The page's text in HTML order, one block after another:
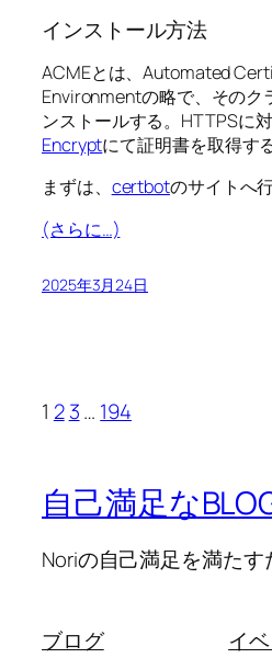
インストール方法
ACMEとは、Automated
Environmentの略で、そのク
ンストールする。HTTPSに対
Encryptにて証明書を取得す
まずは、 certbotのサイトへ行
(さらに…)
2025年3月24日
1 2 3… 194
自己満足な
Noriの自己満足を満たす
ブログ
イ